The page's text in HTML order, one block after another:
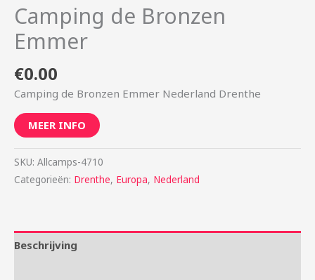
Camping de Bronzen
Emmer
€0.00
Camping de Bronzen Emmer Nederland Drenthe
MEER INFO
SKU: Allcamps-4710
Categorieën: Drenthe, Europa, Nederland
Beschrijving